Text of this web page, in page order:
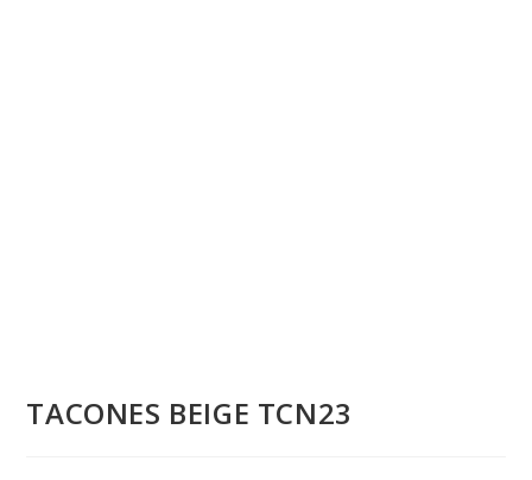
TACONES BEIGE TCN23